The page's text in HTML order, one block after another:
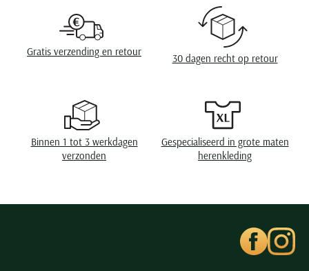
Eigenschappen pique
Wasvoorschriften 40°C was, niet in de droger, strijken op lage
temperatuur, chemish reinigen
Gratis verzending en retour
30 dagen recht op retour
Binnen 1 tot 3 werkdagen
verzonden
Gespecialiseerd in grote maten
herenkleding